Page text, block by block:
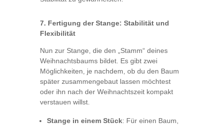
7. Fertigung der Stange: Stabilität und
Flexibilität
Nun zur Stange, die den „Stamm“ deines
Weihnachtsbaums bildet. Es gibt zwei
Möglichkeiten, je nachdem, ob du den Baum
später zusammengebaut lassen möchtest
oder ihn nach der Weihnachtszeit kompakt
verstauen willst.
Stange in einem Stück: Für einen Baum,